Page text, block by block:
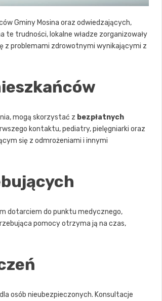
Gminy Mosina oraz odwiedzających,
trudności, lokalne władze zorganizowały
z problemami zdrowotnymi wynikającymi z
mogą skorzystać z bezpłatnych
kontaktu, pediatry, pielęgniarki oraz
się z odmrożeniami i innymi
dotarciem do punktu medycznego,
pomocy otrzyma ją na czas,
osób nieubezpieczonych. Konsultacje